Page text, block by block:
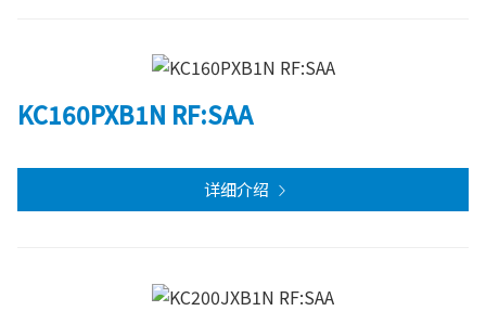
KC160PXB1N RF:SAA
详细介绍